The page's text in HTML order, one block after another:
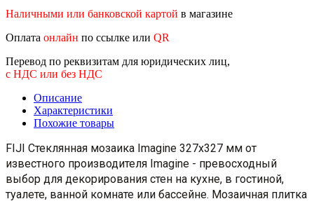
Наличными или банковской картой в магазине
Оплата онлайн по ссылке или QR
Перевод по реквизитам для юридических лиц,
с НДС или без НДС
Описание
Характеристики
Похожие товары
FIJI Стеклянная мозаика Imagine 327х327 мм от
известного производителя Imagine - превосходный
выбор для декорирования стен на кухне, в гостиной,
туалете, ванной комнате или бассейне. Мозаичная плитка